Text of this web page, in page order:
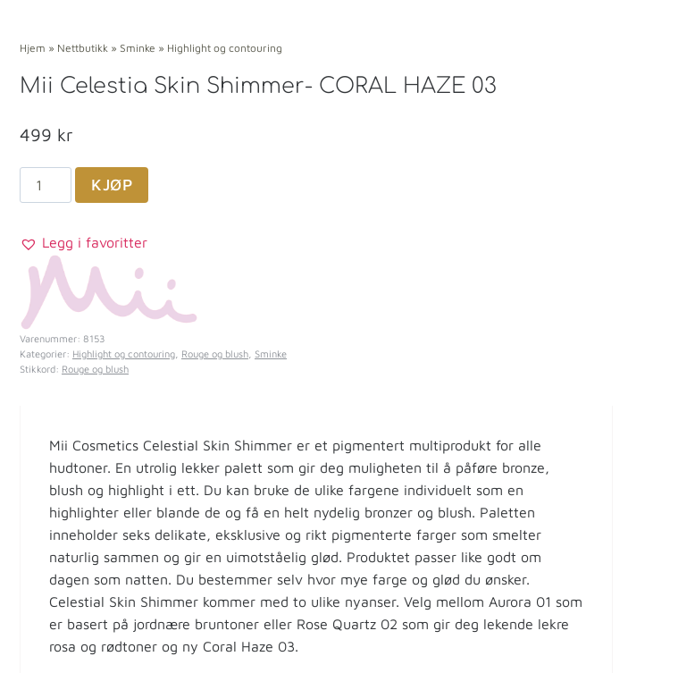
Hjem » Nettbutikk » Sminke » Highlight og contouring
Mii Celestia Skin Shimmer- CORAL HAZE 03
499 kr
KJØP
Legg i favoritter
Varenummer: 8153
Kategorier: Highlight og contouring Rouge og blush
Sminke
Stikkord: Rouge og blush
Mii Cosmetics Celestial Skin Shimmer er et pigmentert multiprodukt for alle
hudtoner. En utrolig lekker palett som gir deg muligheten til å påføre bronze,
blush og highlight i ett. Du kan bruke de ulike fargene individuelt som en
highlighter eller blande de og få en helt nydelig bronzer og blush. Paletten
inneholder seks delikate, eksklusive og rikt pigmenterte farger som smelter
naturlig sammen og gir en uimotståelig glød. Produktet passer like godt om
dagen som natten. Du bestemmer selv hvor mye farge og glød du ønsker.
Celestial Skin Shimmer kommer med to ulike nyanser. Velg mellom Aurora 01 som
er basert på jordnære bruntoner eller Rose Quartz 02 som gir deg lekende lekre
rosa og rødtoner og ny Coral Haze 03.